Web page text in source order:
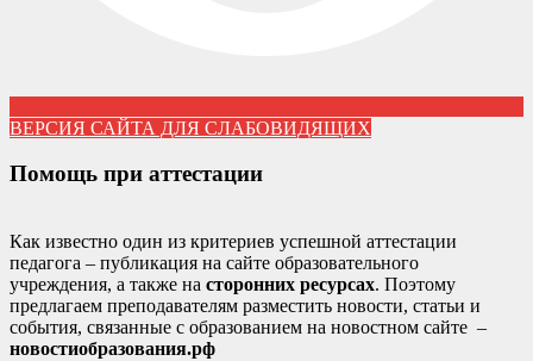
ВЕРСИЯ САЙТА ДЛЯ СЛАБОВИДЯЩИХ
Помощь при аттестации
Как известно один из критериев успешной аттестации
педагога – публикация на сайте образовательного
учреждения, а также на сторонних ресурсах. Поэтому
предлагаем преподавателям разместить новости, статьи и
события, связанные с образованием на новостном сайте –
новостиобразования.рф